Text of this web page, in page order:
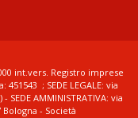
int.vers. Registro imprese
451543 ; SEDE LEGALE: via
SEDE AMMINISTRATIVA: via
- Società